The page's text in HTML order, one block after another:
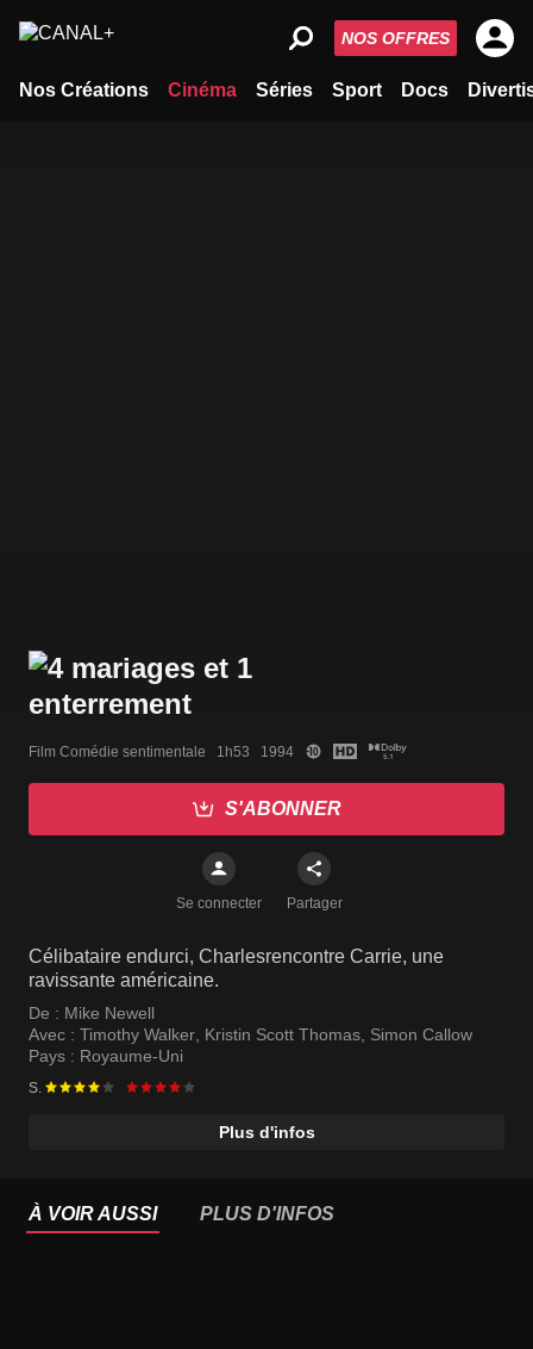
Nos Créations Cinéma Séries Sport Docs
NOS OFFRES
Film Comédie sentimentale   1h53   1994
S'ABONNER
Se connecter Partager
Célibataire endurci, Charlesrencontre Carrie, une
ravissante américaine.
De : Mike Newell
Avec : Timothy Walker, Kristin Scott Thomas, Simon Callow
Pays : Royaume-Uni
S.
Plus d'infos
À VOIR AUSSI PLUS D'INFOS